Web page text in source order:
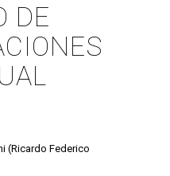
DE
(Ricardo Federico